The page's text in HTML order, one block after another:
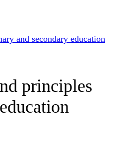
and secondary education
principles